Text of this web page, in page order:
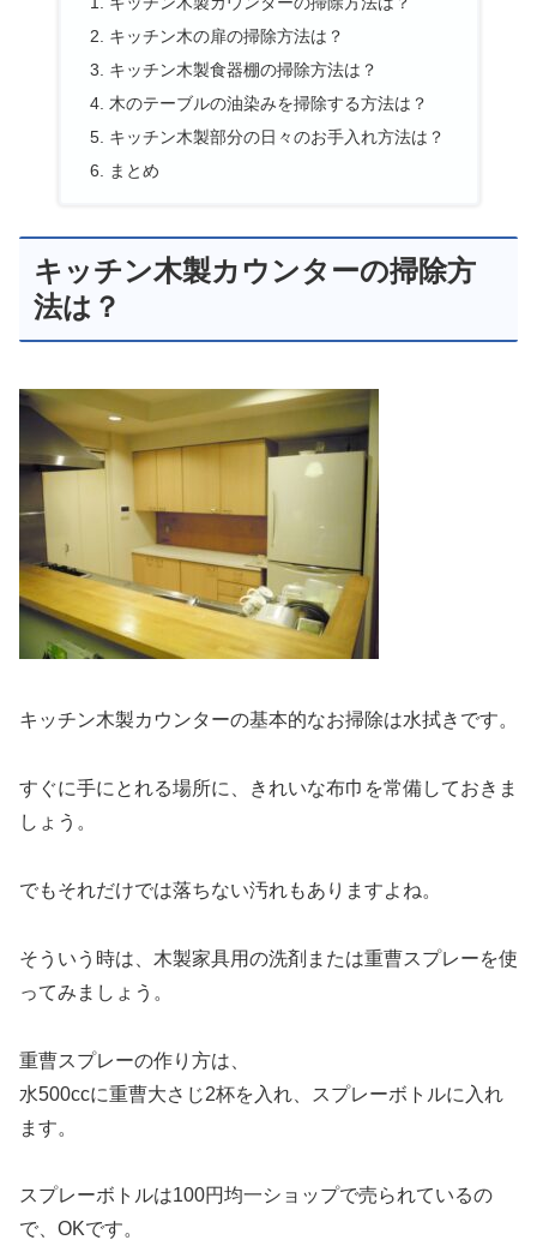
キッチン木の扉の掃除方法は？
キッチン木製食器棚の掃除方法は？
木のテーブルの油染みを掃除する方法は？
キッチン木製部分の日々のお手入れ方法は？
まとめ
キッチン木製カウンターの掃除方
法は？
キッチン木製カウンターの基本的なお掃除は水拭きです。
すぐに手にとれる場所に、きれいな布巾を常備しておきま
しょう。
でもそれだけでは落ちない汚れもありますよね。
そういう時は、木製家具用の洗剤または重曹スプレーを使
ってみましょう。
重曹スプレーの作り方は、
水500ccに重曹大さじ2杯を入れ、スプレーボトルに入れ
ます。
スプレーボトルは100円均一ショップで売られているの
で、OKです。